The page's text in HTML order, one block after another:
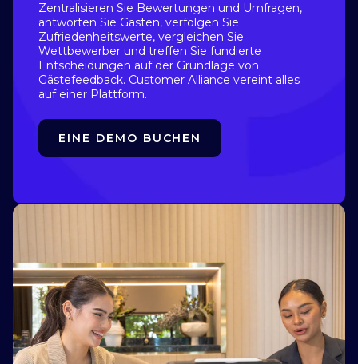
Zentralisieren Sie Bewertungen und Umfragen,
antworten Sie Gästen, verfolgen Sie
Zufriedenheitswerte, vergleichen Sie
Wettbewerber und treffen Sie fundierte
Entscheidungen auf der Grundlage von
Gästefeedback. Customer Alliance vereint alles
auf einer Plattform.
EINE DEMO BUCHEN